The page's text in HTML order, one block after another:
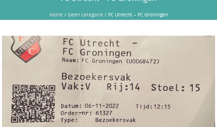
Home /Geen categorie / FC Utrecht – FC Groningen